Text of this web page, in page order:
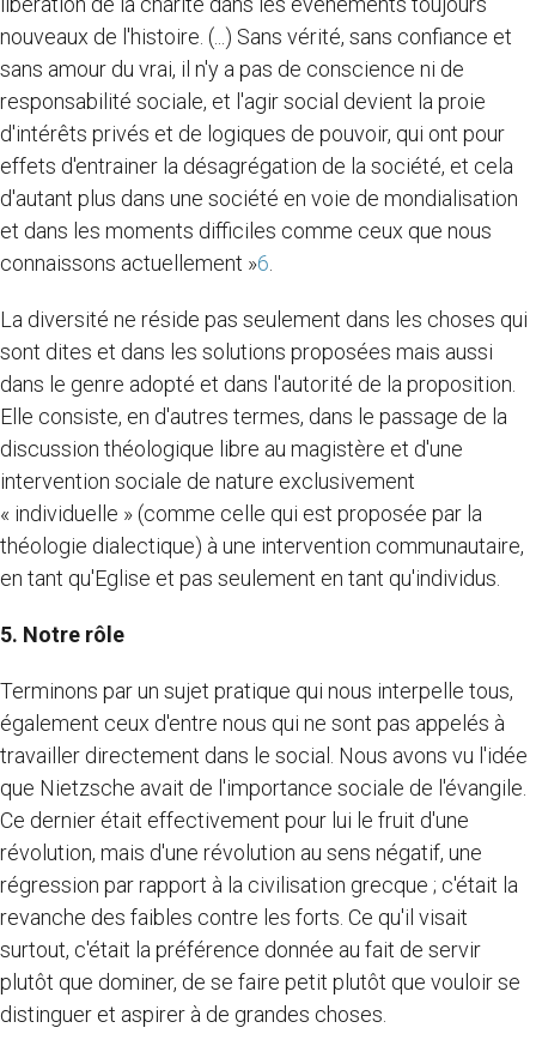
nouveaux de l'histoire. (...) Sans vérité, sans confiance et
sans amour du vrai, il n'y a pas de conscience ni de
responsabilité sociale, et l'agir social devient la proie
d'intérêts privés et de logiques de pouvoir, qui ont pour
effets d'entrainer la désagrégation de la société, et cela
d'autant plus dans une société en voie de mondialisation
et dans les moments difficiles comme ceux que nous
connaissons actuellement »6
La diversité ne réside pas seulement dans les choses qui
sont dites et dans les solutions proposées mais aussi
dans le genre adopté et dans l'autorité de la proposition.
Elle consiste, en d'autres termes, dans le passage de la
discussion théologique libre au magistère et d'une
intervention sociale de nature exclusivement
« individuelle » (comme celle qui est proposée par la
théologie dialectique) à une intervention communautaire,
en tant qu'Eglise et pas seulement en tant qu'individus.
5. Notre rôle
Terminons par un sujet pratique qui nous interpelle tous,
également ceux d'entre nous qui ne sont pas appelés à
travailler directement dans le social. Nous avons vu l'idée
que Nietzsche avait de l'importance sociale de l'évangile.
Ce dernier était effectivement pour lui le fruit d'une
révolution, mais d'une révolution au sens négatif, une
régression par rapport à la civilisation grecque ; c'était la
revanche des faibles contre les forts. Ce qu'il visait
surtout, c'était la préférence donnée au fait de servir
plutôt que dominer, de se faire petit plutôt que vouloir se
distinguer et aspirer à de grandes choses.